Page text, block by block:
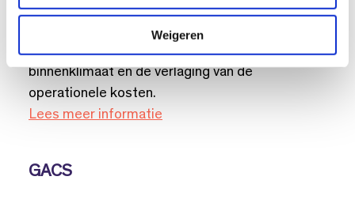
Weigeren
technologieën die helpen bij het monitoren en
beheren van energiegebruik, wat direct
bijdraagt aan de verbetering van het
binnenklimaat en de verlaging van de
operationele kosten.
Lees meer informatie
GACS